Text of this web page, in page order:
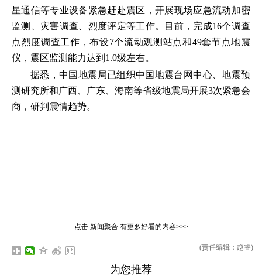
星通信等专业设备紧急赶赴震区，开展现场应急流动加密
监测、灾害调查、烈度评定等工作。目前，完成16个调查
点烈度调查工作，布设7个流动观测站点和49套节点地震
仪，震区监测能力达到1.0级左右。
据悉，中国地震局已组织中国地震台网中心、地震预
测研究所和广西、广东、海南等省级地震局开展3次紧急会
商，研判震情趋势。
点击 新闻聚合有更多好看的内容>>>
(责任编辑：赵睿)
为您推荐